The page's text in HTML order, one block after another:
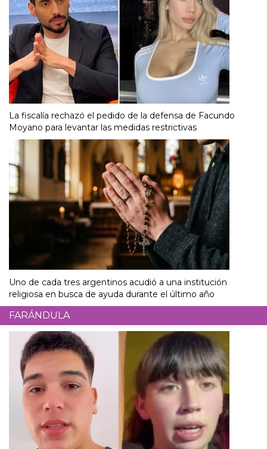
La fiscalía rechazó el pedido de la defensa de Facundo
Moyano para levantar las medidas restrictivas
Uno de cada tres argentinos acudió a una institución
religiosa en busca de ayuda durante el último año
FARÁNDULA